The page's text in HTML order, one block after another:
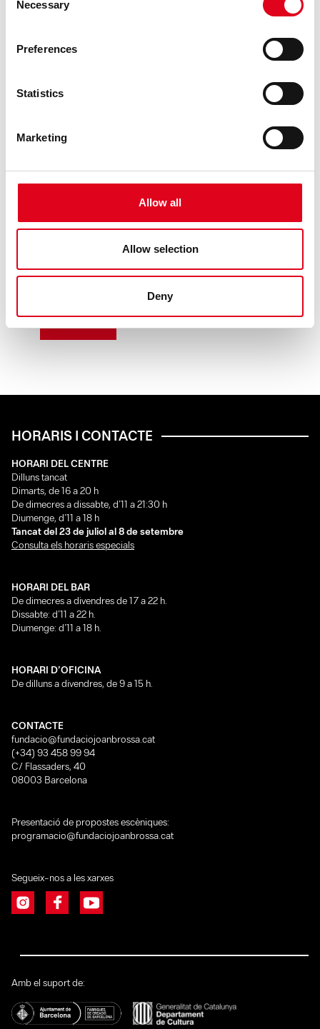
Selection
Necessary
Preferences
Statistics
Marketing
Allow all
Allow selection
Deny
26.04.2026 GENERAL
RESOLUCIÓ DE POSTBROSSA 26-27
El jurat, compost per Claudia Elies, Marc Navarro, Elena
de les Arts Lliures de la Fundació Joan Brossa (Georgina
Oliva i Maria Canelles), reunit el dimarts 14 d’abril del 2026,
HORARIS I CONTACTE
HORARI DEL CENTRE
Dilluns tancat
Dimarts, de 16 a 20 h
De dimecres a dissabte, d’11 a 21:30 h
Diumenge, d’11 a 18 h
Tancat del 23 de juliol al 8 de setembre
Consulta els horaris especials
HORARI DEL BAR
De dimecres a divendres de 17 a 22 h.
Dissabte: d’11 a 22 h.
Diumenge: d’11 a 18 h.
HORARI D’OFICINA
De dilluns a divendres, de 9 a 15 h.
CONTACTE
fundacio@fundaciojoanbrossa.cat
(+34) 93 458 99 94
C/ Flassaders, 40
08003 Barcelona
Presentació de propostes escèniques:
programacio@fundaciojoanbrossa.cat
Segueix-nos a les xarxes
Amb el suport de: